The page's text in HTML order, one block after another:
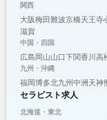
関西
大阪梅田難波京橋天王寺
滋賀
中国・四国
広島 岡山山口下関香川 高
九州・沖縄
福岡博多北九州中洲 天神
セラピスト求人
北海道・東北